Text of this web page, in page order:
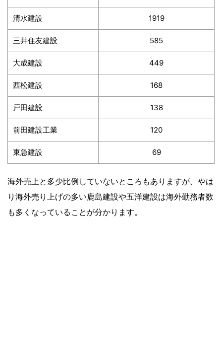
清水建設 1919
三井住友建設 585
大成建設 449
西松建設 168
戸田建設 138
前田建設工業 120
東急建設 69
海外売上と多少比例していないところもありますが、やは
り海外売り上げの多い鹿島建設や五洋建設は海外勤務者数
も多くなっていることが分かります。